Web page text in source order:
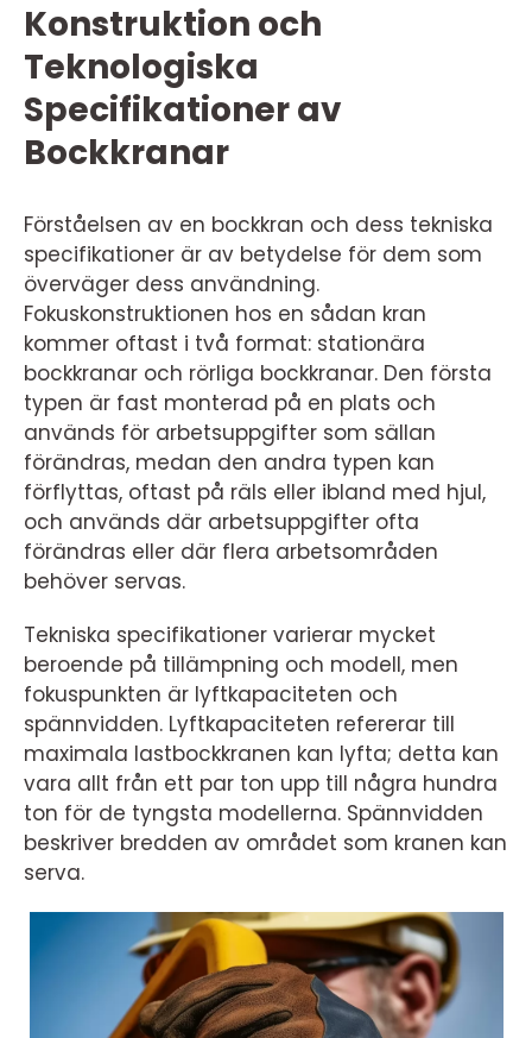
Konstruktion och
Teknologiska
Specifikationer av
Bockkranar
Förståelsen av en bockkran och dess tekniska
specifikationer är av betydelse för dem som
överväger dess användning.
Fokuskonstruktionen hos en sådan kran
kommer oftast i två format: stationära
bockkranar och rörliga bockkranar. Den första
typen är fast monterad på en plats och
används för arbetsuppgifter som sällan
förändras, medan den andra typen kan
förflyttas, oftast på räls eller ibland med hjul,
och används där arbetsuppgifter ofta
förändras eller där flera arbetsområden
behöver servas.
Tekniska specifikationer varierar mycket
beroende på tillämpning och modell, men
fokuspunkten är lyftkapaciteten och
spännvidden. Lyftkapaciteten refererar till
maximala lastbockkranen kan lyfta; detta kan
vara allt från ett par ton upp till några hundra
ton för de tyngsta modellerna. Spännvidden
beskriver bredden av området som kranen kan
serva.